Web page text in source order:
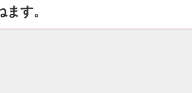
す。